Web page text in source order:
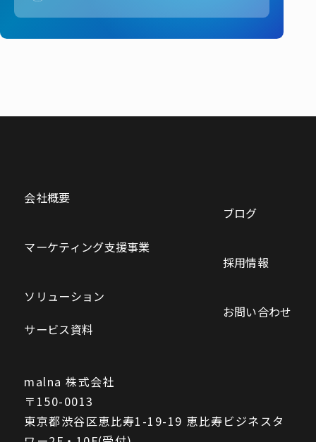
会社概要
マーケティング支援事業
ソリューション
サービス資料
ブログ
採用情報
お問い合わせ
malna 株式会社
〒150-0013
東京都渋谷区恵比寿1-19-19 恵比寿ビジネスタ